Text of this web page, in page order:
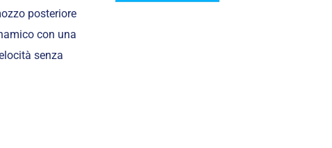
posteriore
con una
senza